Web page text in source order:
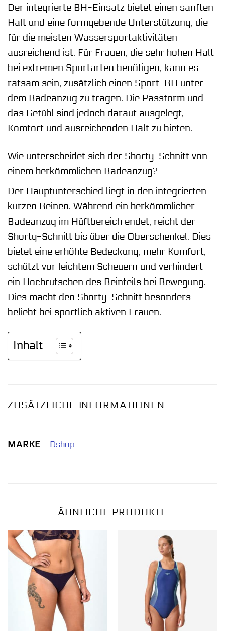
Der integrierte BH-Einsatz bietet einen sanften
Halt und eine formgebende Unterstützung, die
für die meisten Wassersportaktivitäten
ausreichend ist. Für Frauen, die sehr hohen Halt
bei extremen Sportarten benötigen, kann es
ratsam sein, zusätzlich einen Sport-BH unter
dem Badeanzug zu tragen. Die Passform und
das Gefühl sind jedoch darauf ausgelegt,
Komfort und ausreichenden Halt zu bieten.
Wie unterscheidet sich der Shorty-Schnitt von
einem herkömmlichen Badeanzug?
Der Hauptunterschied liegt in den integrierten
kurzen Beinen. Während ein herkömmlicher
Badeanzug im Hüftbereich endet, reicht der
Shorty-Schnitt bis über die Oberschenkel. Dies
bietet eine erhöhte Bedeckung, mehr Komfort,
schützt vor leichtem Scheuern und verhindert
ein Hochrutschen des Beinteils bei Bewegung.
Dies macht den Shorty-Schnitt besonders
beliebt bei sportlich aktiven Frauen.
Inhalt
ZUSÄTZLICHE INFORMATIONEN
MARKE Dshop
ÄHNLICHE PRODUKTE